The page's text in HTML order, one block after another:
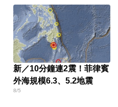
新／10分鐘連2震！菲律賓
外海規模6.3、5.2地震
8/5